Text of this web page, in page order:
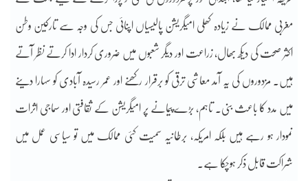
مغربی ممالک نے زیادہ کھلی امیگریشن پالیسیاں اپنائی جس کی وجہ سے تارکین وطن
اکثر صحت کی دیکھ بھال، زراعت اور دیگر شعبوں میں ضروری کردار ادا کرتے نظر آتے
ہیں۔ مزدوروں کی یہ آمد معاشی ترقی کو برقرار رکھنے اور عمر رسیدہ آبادی کو سہارا دینے
میں مدد کا باعث بنی۔ تاہم، بڑے پیمانے پر امیگریشن کے ثقافتی اور سماجی اثرات
نمودار ہو رہے ہیں بلکہ امریکہ، برطانیہ سمیت کئی ممالک میں تو سیاسی عمل میں
شراکت قابل ذکر ہوچکا ہے۔